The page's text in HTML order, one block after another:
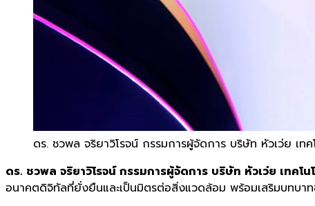
ดร. ชวพล จริยาวิโรจน์ กรรมการผู้จัดการ บริษัท หัวเว่ย เทค
ดร. ชวพล จริยาวิโรจน์ กรรมการผู้จัดการ บริษัท หัวเว่ย เทคโน
อนาคตดิจิทัลที่ยั่งยืนและเป็นมิตรต่อสิ่งแวดล้อม พร้อมเสริมบทบาท